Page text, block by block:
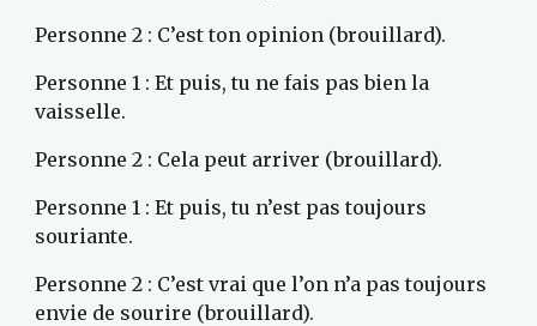
Personne 2 : C’est ton opinion (brouillard).
Personne 1 : Et puis, tu ne fais pas bien la
vaisselle.
Personne 2 : Cela peut arriver (brouillard).
Personne 1 : Et puis, tu n’est pas toujours
souriante.
Personne 2 : C’est vrai que l’on n’a pas toujours
envie de sourire (brouillard).